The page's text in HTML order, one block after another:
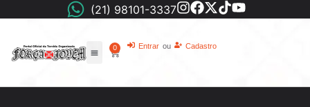
(21) 98101-3337
0 Entrar ou Cadastro